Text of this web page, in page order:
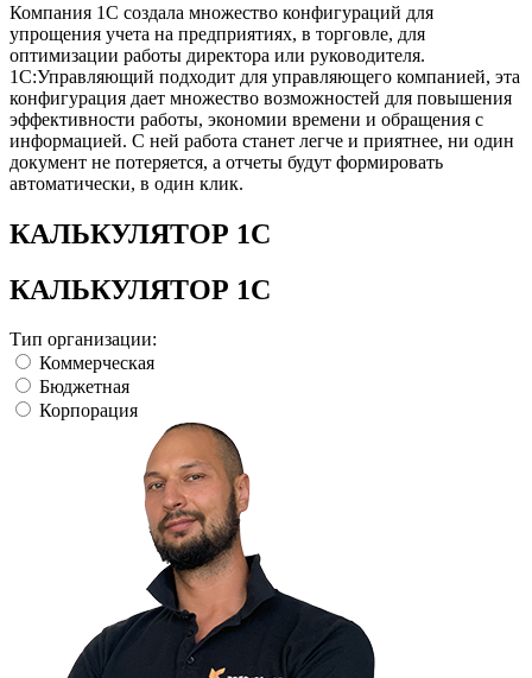
Компания 1С создала множество конфигураций для
упрощения учета на предприятиях, в торговле, для
оптимизации работы директора или руководителя.
1С:Управляющий подходит для управляющего компанией, эта
конфигурация дает множество возможностей для повышения
эффективности работы, экономии времени и обращения с
информацией. С ней работа станет легче и приятнее, ни один
документ не потеряется, а отчеты будут формировать
автоматически, в один клик.
КАЛЬКУЛЯТОР 1С
КАЛЬКУЛЯТОР 1С
Тип организации:
Коммерческая
Бюджетная
Корпорация